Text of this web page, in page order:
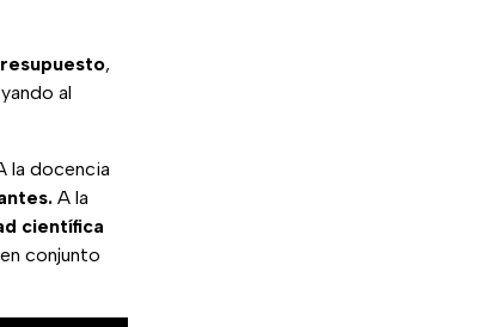
,
al
la docencia
A la
científica
conjunto